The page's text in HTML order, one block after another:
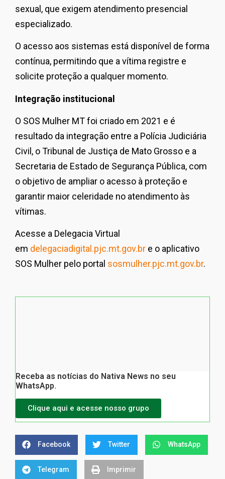
sexual, que exigem atendimento presencial
especializado.
O acesso aos sistemas está disponível de forma
contínua, permitindo que a vítima registre e
solicite proteção a qualquer momento.
Integração institucional
O SOS Mulher MT foi criado em 2021 e é
resultado da integração entre a Polícia Judiciária
Civil, o Tribunal de Justiça de Mato Grosso e a
Secretaria de Estado de Segurança Pública, com
o objetivo de ampliar o acesso à proteção e
garantir maior celeridade no atendimento às
vítimas.
Acesse a Delegacia Virtual
em delegaciadigital.pjc.mt.gov.br e o aplicativo
SOS Mulher pelo portal sosmulher.pjc.mt.gov.br.
Receba as notícias do Nativa News no seu
WhatsApp.
Clique aqui e acesse nosso grupo
Facebook Twitter WhatsApp
Telegram Imprimir